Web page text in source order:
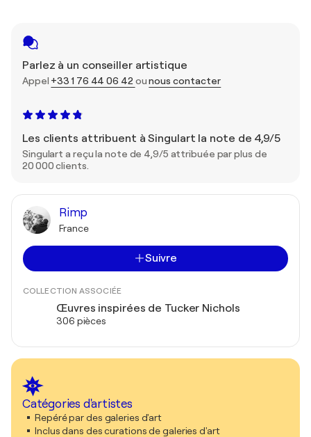
Parlez à un conseiller artistique
Appel +33 1 76 44 06 42 ounous contacter
Les clients attribuent à Singulart la note de 4,9/5
Singulart a reçu la note de 4,9/5 attribuée par plus de
20 000 clients.
Rimp
France
Suivre
COLLECTION ASSOCIÉE
Œuvres inspirées de Tucker Nichols
306 pièces
Catégories d'artistes
Repéré par des galeries d'art
Inclus dans des curations de galeries d'art